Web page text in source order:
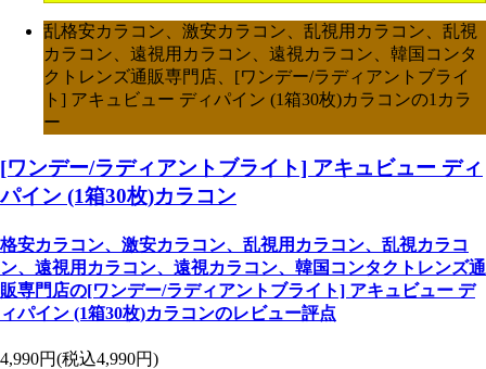
乱格安カラコン、激安カラコン、乱視用カラコン、乱視
カラコン、遠視用カラコン、遠視カラコン、韓国コンタ
クトレンズ通販専門店、[ワンデー/ラディアントブライ
ト] アキュビュー ディパイン (1箱30枚)カラコンの1カラ
ー
[ワンデー/ラディアントブライト] アキュビュー ディ
パイン (1箱30枚)カラコン
格安カラコン、激安カラコン、乱視用カラコン、乱視カラコ
ン、遠視用カラコン、遠視カラコン、韓国コンタクトレンズ通
販専門店の[ワンデー/ラディアントブライト] アキュビュー デ
ィパイン (1箱30枚)カラコンのレビュー評点
4,990円(税込4,990円)